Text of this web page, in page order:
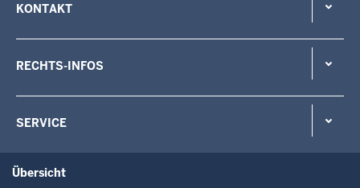
KONTAKT
RECHTS-INFOS
SERVICE
Übersicht